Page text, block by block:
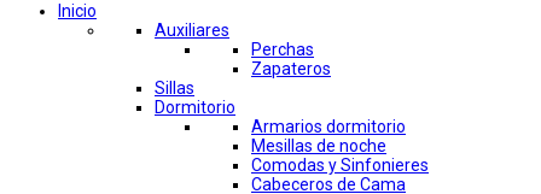
Inicio
Auxiliares
Perchas
Zapateros
Sillas
Dormitorio
Armarios dormitorio
Mesillas de noche
Comodas y Sinfonieres
Cabeceros de Cama